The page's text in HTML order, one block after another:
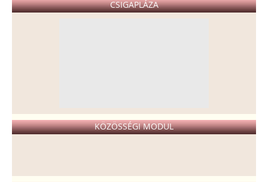
CSIGAPLÁZA
KÖZÖSSÉGI MODUL